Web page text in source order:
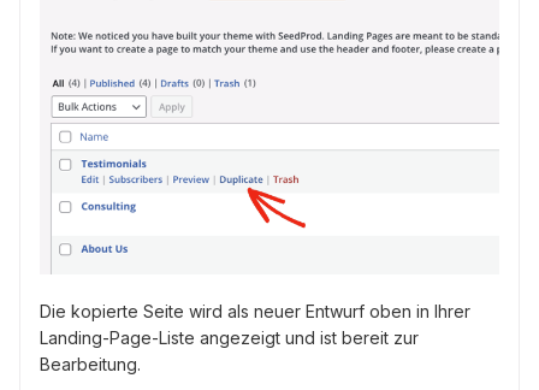
Die kopierte Seite wird als neuer Entwurf oben in Ihrer
Landing-Page-Liste angezeigt und ist bereit zur
Bearbeitung.